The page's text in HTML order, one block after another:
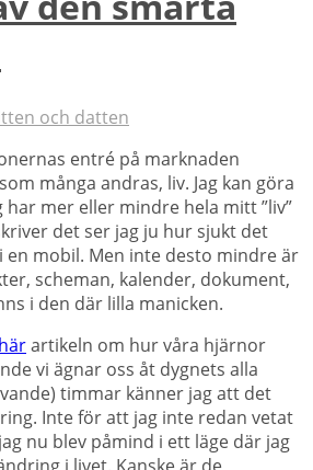
och datten
entré på marknaden
många andras, liv. Jag kan göra
har mer eller mindre hela mitt ”liv”
det ser jag ju hur sjukt det
en mobil. Men inte desto mindre är
scheman, kalender, dokument,
i den där lilla manicken.
härartikeln om hur våra hjärnor
vi ägnar oss åt dygnets alla
timmar känner jag att det
Inte för att jag inte redan vetat
nu blev påmind i ett läge där jag